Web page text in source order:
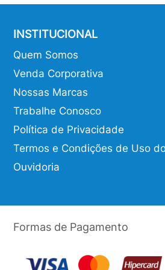
INSTITUCIONAL
Quem Somos
Venda Corporativa
Nossas Marcas
Trabalhe Conosco
Política de Privacidade
Termos e Condições de Uso
Ouvidoria
Formas de Pagamento